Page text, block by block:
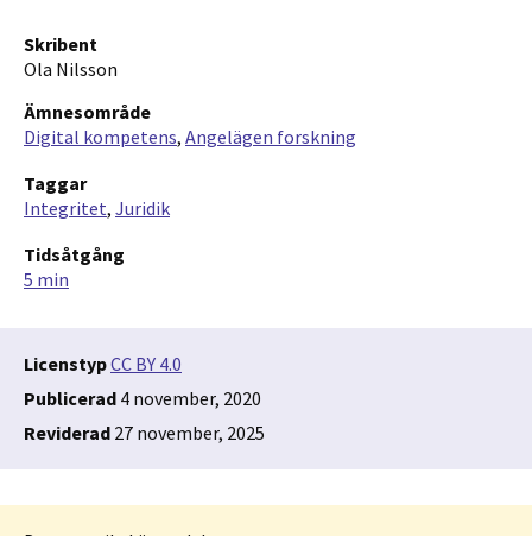
Skribent
Ola Nilsson
Ämnesområde
Digital kompetens Angelägen forskning
Taggar
Integritet Juridik
Tidsåtgång
5 min
LicenstypCC BY 4.0
Publicerad 4 november, 2020
Reviderad 27 november, 2025